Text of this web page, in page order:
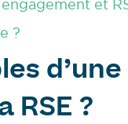
et
?
RSE ?